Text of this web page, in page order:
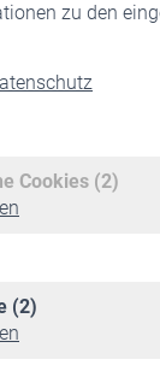
zu den
Cookies (2)
(2)